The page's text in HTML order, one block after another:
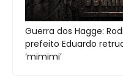
Guerra dos Hagge:
prefeito Eduardo
‘mimimi’